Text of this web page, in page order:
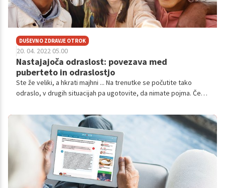
DUŠEVNO ZDRAVJE OTROK
20. 04. 2022 05.00
Nastajajoča odraslost: povezava med
puberteto in odraslostjo
Ste že veliki, a hkrati majhni ... Na trenutke se počutite tako
odraslo, v drugih situacijah pa ugotovite, da nimate pojma. Če
zagotovo odgovorili z da, seveda, v resnici, lahko si priznate
čisto po tiho, pa ne veste, kako se glede tega počutite. Starost
od 18 do 25 let je lahko zelo zahtevna in polna izzivov.